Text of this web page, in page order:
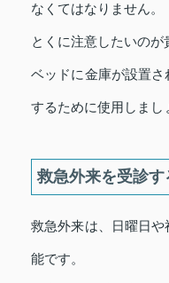
なくてはなりません。
とくに注意したいのが
ベッドに金庫が設置
するために使用しまし
救急外来を受診す
救急外来は、日曜日
能です。